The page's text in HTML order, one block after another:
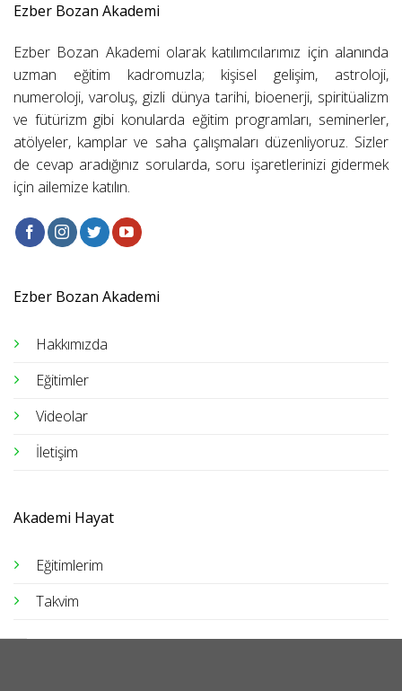
Ezber Bozan Akademi
Ezber Bozan Akademi olarak katılımcılarımız için alanında
uzman eğitim kadromuzla; kişisel gelişim, astroloji,
numeroloji, varoluş, gizli dünya tarihi, bioenerji, spiritüalizm
ve fütürizm gibi konularda eğitim programları, seminerler,
atölyeler, kamplar ve saha çalışmaları düzenliyoruz. Sizler
de cevap aradığınız sorularda, soru işaretlerinizi gidermek
için ailemize katılın.
Ezber Bozan Akademi
Hakkımızda
Eğitimler
Videolar
İletişim
Akademi Hayat
Eğitimlerim
Takvim